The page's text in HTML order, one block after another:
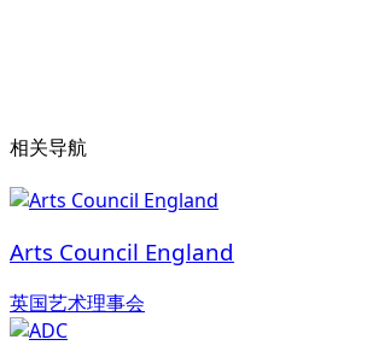
相关导航
Arts Council England
英国艺术理事会